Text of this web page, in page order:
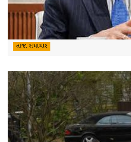
તાજા સમાચાર